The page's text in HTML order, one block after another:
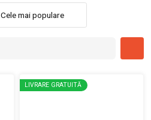
Cele mai populare
LIVRARE GRATUITĂ